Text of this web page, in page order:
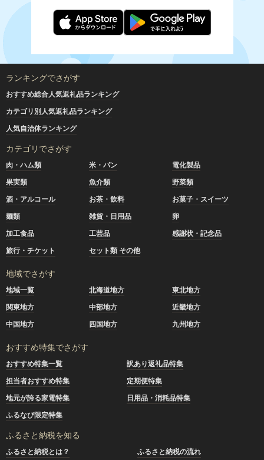
ランキングでさがす
おすすめ総合人気返礼品ランキング
カテゴリ別人気返礼品ランキング
人気自治体ランキング
カテゴリでさがす
肉・ハム類 米・パン
電化製品
果実類
魚介類
野菜類
酒・アルコール
お茶・飲料
お菓子・スイーツ
麺類
雑貨・日用品
卵
加工食品
工芸品
感謝状・記念品
旅行・チケット
セット類 その他
地域でさがす
地域一覧 北海道地方
東北地方
関東地方
中部地方
近畿地方
中国地方
四国地方 九州地方
おすすめ特集でさがす
おすすめ特集一覧
訳あり返礼品特集
担当者おすすめ特集
定期便特集
地元が誇る家電特集
日用品・消耗品特集
ふるなび限定特集
ふるさと納税を知る
ふるさと納税とは？
ふるさと納税の流れ